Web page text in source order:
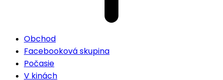
Obchod
Facebooková skupina
Počasie
V kinách